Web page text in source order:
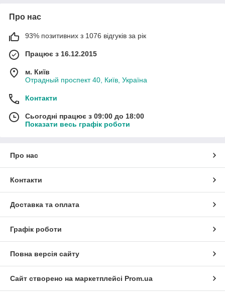
Про нас
93% позитивних з 1076 відгуків за рік
Працює з 16.12.2015
м. Київ
Отрадный проспект 40, Київ, Україна
Контакти
Сьогодні працює з 09:00 до 18:00
Показати весь графік роботи
Про нас
Контакти
Доставка та оплата
Графік роботи
Повна версія сайту
Сайт створено на маркетплейсі Prom.ua